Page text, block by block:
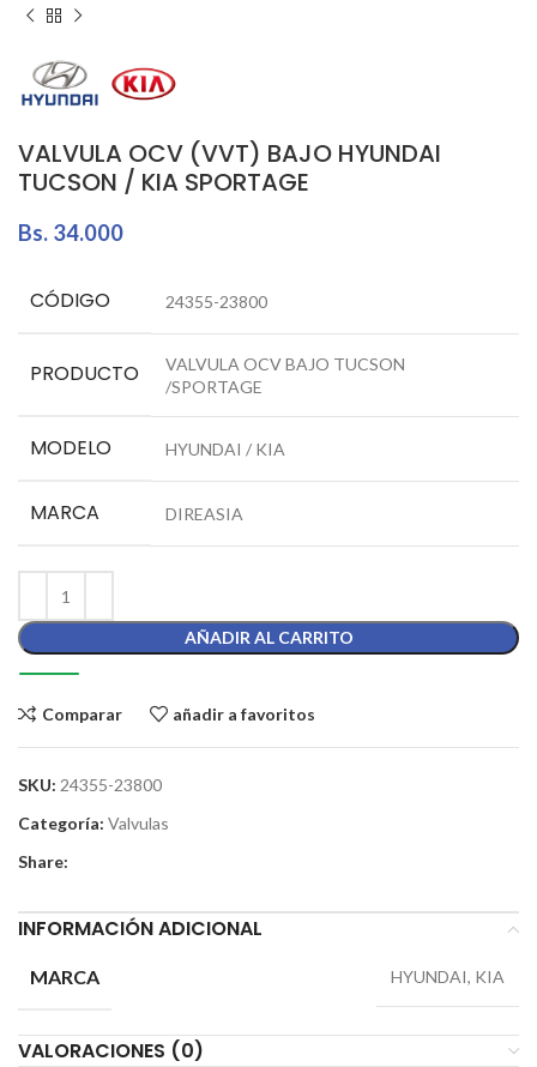
VALVULA OCV (VVT) BAJO HYUNDAI
TUCSON / KIA SPORTAGE
Bs. 34.000
CÓDIGO 24355-23800
PRODUCTO
VALVULA OCV BAJO TUCSON
/SPORTAGE
MODELO HYUNDAI / KIA
MARCA DIREASIA
AÑADIR AL CARRITO
Comparar añadir a favoritos
SKU: 24355-23800
Categoría: Valvulas
Share:
INFORMACIÓN ADICIONAL
MARCA HYUNDAI, KIA
VALORACIONES (0)